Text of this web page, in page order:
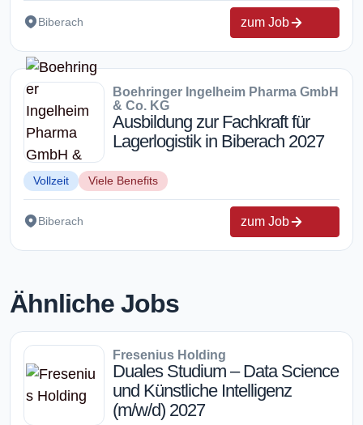
Biberach zum Job
Boehringer Ingelheim Pharma GmbH
& Co. KG
Ausbildung zur Fachkraft für
Lagerlogistik in Biberach 2027
Vollzeit Viele Benefits
Biberach zum Job
Ähnliche Jobs
Fresenius Holding
Duales Studium – Data Science
und Künstliche Intelligenz
(m/w/d) 2027